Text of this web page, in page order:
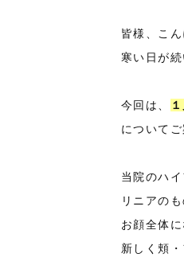
皆様、こ
寒い日が
今回は、
について
当院のハ
リニアの
お顔全体
新しく頬